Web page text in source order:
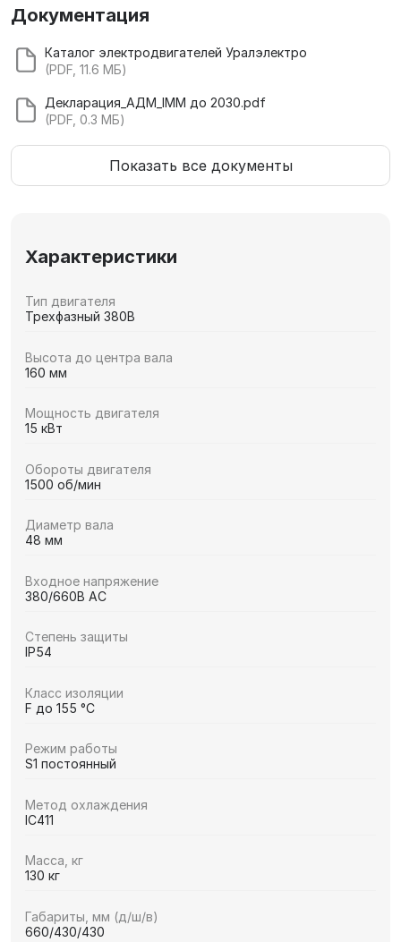
Документация
Каталог электродвигателей Уралэлектро
(PDF, 11.6 МБ)
Декларация_АДМ_IMM до 2030.pdf
(PDF, 0.3 МБ)
Показать все документы
Характеристики
Тип двигателя
Трехфазный 380В
Высота до центра вала
160 мм
Мощность двигателя
15 кВт
Обороты двигателя
1500 об/мин
Диаметр вала
48 мм
Входное напряжение
380/660В AC
Степень защиты
IP54
Класс изоляции
F до 155 °C
Режим работы
S1 постоянный
Метод охлаждения
IC411
Масса, кг
130 кг
Габариты, мм (д/ш/в)
660/430/430